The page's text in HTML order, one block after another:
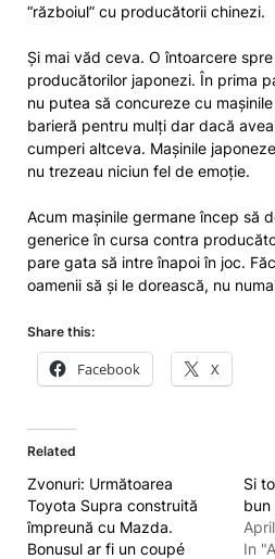
“războiul” cu producătorii chinezi.
Și mai văd ceva. O întoarcere
producătorilor japonezi. În prima
nu putea să concureze cu
barieră pentru mulți dar dacă
cumperi altceva. Mașinile
nu trezeau niciun fel de emoție.
Acum mașinile germane încep să
generice în cursa contra
pare gata să intre înapoi în joc.
oamenii să și le dorească, nu
Share this:
Facebook X
Related
Zvonuri: Următoarea
Toyota Supra construită
împreună cu Mazda.
Bonusul ar fi un coupé
Si
bun
In